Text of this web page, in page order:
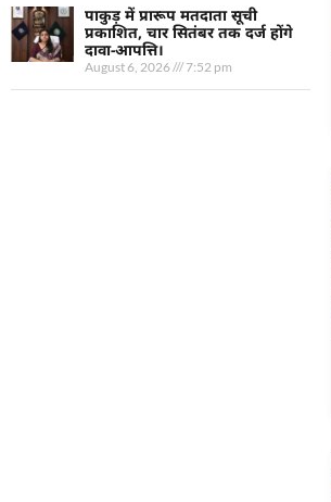
पाकुड़ में प्रारूप मतदाता सूची
प्रकाशित, चार सितंबर तक दर्ज होंगे
दावा-आपत्ति।
August 6, 2026 7:52 pm